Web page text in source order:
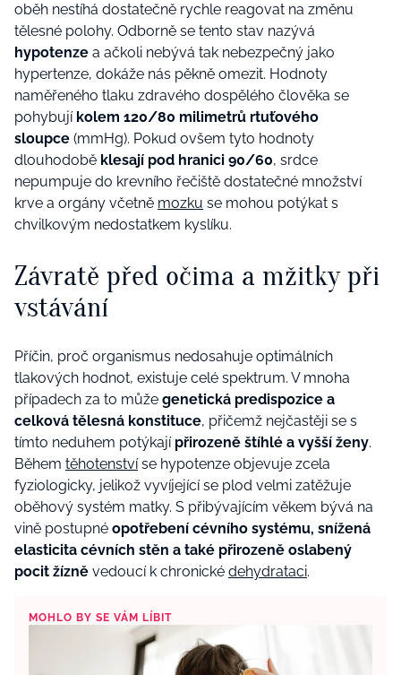
oběh nestíhá dostatečně rychle reagovat na změnu
tělesné polohy. Odborně se tento stav nazývá
hypotenze a ačkoli nebývá tak nebezpečný jako
hypertenze, dokáže nás pěkně omezit. Hodnoty
naměřeného tlaku zdravého dospělého člověka se
pohybují kolem 120/80 milimetrů rtuťového
sloupce (mmHg). Pokud ovšem tyto hodnoty
dlouhodobě klesají pod hranici 90/60, srdce
nepumpuje do krevního řečiště dostatečné množství
krve a orgány včetně mozku se mohou potýkat s
chvilkovým nedostatkem kyslíku.
Závratě před očima a mžitky při
vstávání
Příčin, proč organismus nedosahuje optimálních
tlakových hodnot, existuje celé spektrum. V mnoha
případech za to může genetická predispozice a
celková tělesná konstituce, přičemž nejčastěji se s
tímto neduhem potýkají přirozeně štíhlé a vyšší ženy.
Během těhotenstvíse hypotenze objevuje zcela
fyziologicky, jelikož vyvíjející se plod velmi zatěžuje
oběhový systém matky. S přibývajícím věkem bývá na
vině postupné opotřebení cévního systému, snížená
elasticita cévních stěn a také přirozeně oslabený
pocit žízně vedoucí k chronické dehydrataci.
MOHLO BY SE VÁM LÍBIT